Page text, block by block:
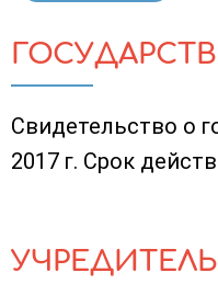
Свидетельство о
2017 г. Срок
УЧРЕДИТЕЛЬ